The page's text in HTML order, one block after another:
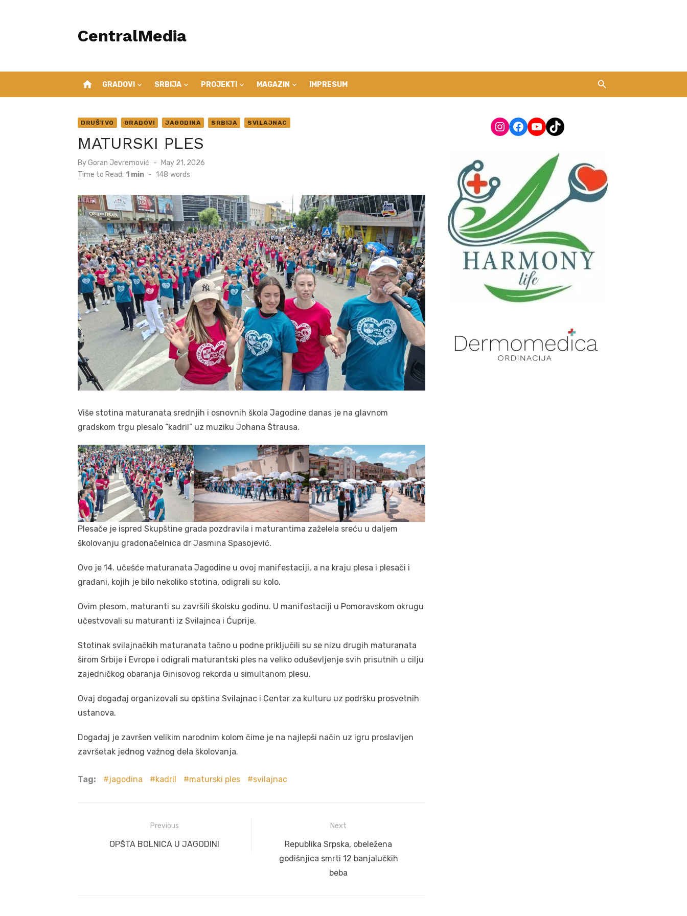
CentralMedia
home GRADOVI SRBIJA PROJEKTI MAGAZIN IMPRESUM
DRUŠTVO GRADOVI JAGODINA SRBIJA SVILAJNAC
MATURSKI PLES
ByGoran Jevremović
Posted
on
May 21, 2026
Time to Read: 1 min - 148 words
Više stotina maturanata srednjih i osnovnih škola Jagodine danas je na glavnom
gradskom trgu plesalo “kadril” uz muziku Johana Štrausa.
Plesače je ispred Skupštine grada pozdravila i maturantima zaželela sreću u daljem
školovanju gradonačelnica dr Jasmina Spasojević.
Ovo je 14. učešće maturanata Jagodine u ovoj manifestaciji, a na kraju plesa i plesači i
građani, kojih je bilo nekoliko stotina, odigrali su kolo.
Ovim plesom, maturanti su završili školsku godinu. U manifestaciji u Pomoravskom okrugu
učestvovali su maturanti iz Svilajnca i Ćuprije.
Stotinak svilajnačkih maturanata tačno u podne priključili su se nizu drugih maturanata
širom Srbije i Evrope i odigrali maturantski ples na veliko oduševljenje svih prisutnih u cilju
zajedničkog obaranja Ginisovog rekorda u simultanom plesu.
Ovaj događaj organizovali su opština Svilajnac i Centar za kulturu uz podršku prosvetnih
ustanova.
Događaj je završen velikim narodnim kolom čime je na najlepši način uz igru proslavljen
završetak jednog važnog dela školovanja.
Tag: jagodina kadril maturski ples svilajnac
navigation
Previous
Previous
OPŠTA BOLNICA U JAGODINI
Next
Next
post:
Republika Srpska, obeležena
godišnjica smrti 12 banjalučkih
beba
Instagram
Facebook
YouTube
TikTok